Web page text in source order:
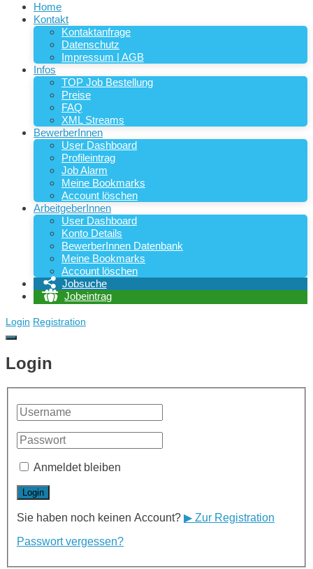
Home
Kontakt
Kontaktanfrage
Datenschutz
Impressum | AGB
Infos
TOP Job Bestellung
Preise
FAQ
XML Streams
BewerberInnen
User Dashboard
Profileintrag
Job Alarm
Meine Bookmarks
Account löschen
ArbeitgeberInnen
User Dashboard
Konto Details
BewerberInnen Datenbank
Meine Bookmarks
Account löschen
Jobsuche
Jobeintrag
Login Registration
Login
Anmeldet bleiben
Sie haben noch keinen Account? ▶ Zur Registration
Passwort vergessen?